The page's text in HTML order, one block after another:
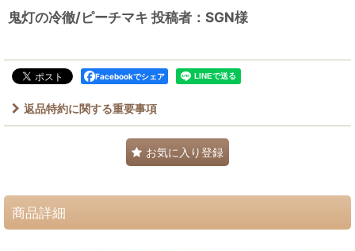
鬼灯の冷徹/ピーチマキ 投稿者：SGN様
Facebookでシェア
返品特約に関する重要事項
お気に入り登録
商品詳細